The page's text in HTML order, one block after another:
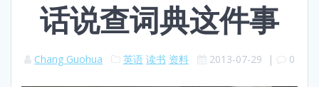
话说查词典这件事
Chang Guohua 英语 读书 资料 2013-07-29 | 0